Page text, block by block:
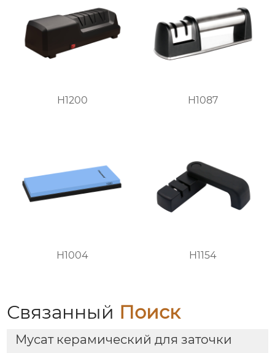
H1200 H1087
H1004 H1154
Связанный Поиск
Мусат керамический для заточки